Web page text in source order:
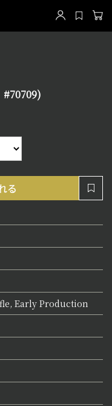
#70709)
Early Production